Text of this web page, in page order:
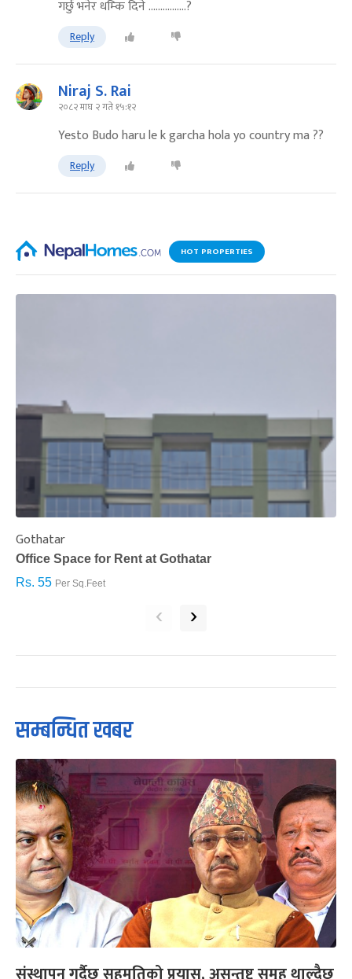
गर्छु भनेर धम्कि दिने ................?
Reply
Niraj S. Rai
२०८२ माघ २ गते १५:१२
Yesto Budo haru le k garcha hola yo country ma ??
Reply
HOT PROPERTIES
Gothatar
Office Space for Rent at Gothatar
Rs. 55 Per Sq.Feet
‹ ›
सम्बन्धित खबर